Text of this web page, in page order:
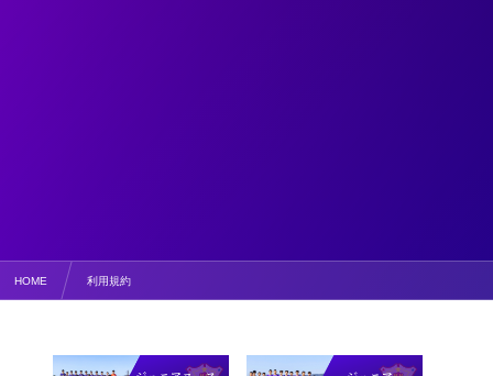
HOME 利用規約